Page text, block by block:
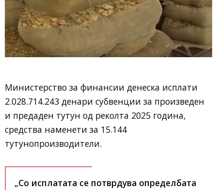
Министерство за финансии денеска исплати
2.028.714.243 денари субвенции за произведен
и предаден тутун од реколта 2025 година,
средства наменети за 15.144
тутунопроизводители.
„Со исплатата се потврдува определбата